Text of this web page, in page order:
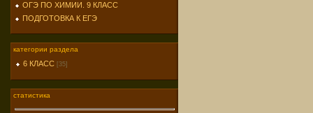
ОГЭ ПО ХИМИИ. 9 КЛАСС
ПОДГОТОВКА К ЕГЭ
категории раздела
6 КЛАСС [35]
статистика